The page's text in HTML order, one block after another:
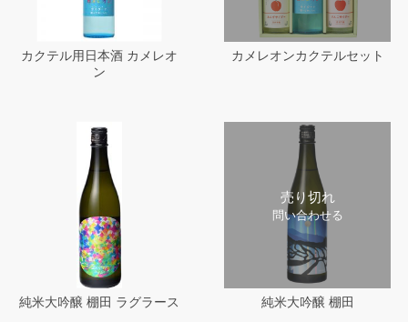
カクテル用日本酒 カメレオ
ン
カメレオンカクテルセット
純米大吟醸 棚田 ラグラース
売り切れ
問い合わせる
純米大吟醸 棚田